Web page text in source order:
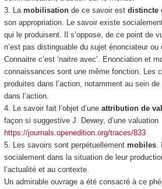
3. La mobilisationde ce savoir est distincte
son appropriation. Le savoir existe
qui le produisent. Il s’oppose, de ce point de
n’est pas distinguable du sujet énonciateur ou
Connaitre c’est ‘naitre avec’. Enonciation et
connaissances sont une même fonction. Les
produites dans l’action, notamment au sein
dans l’action.
4. Le savoir fait l’objet d’une attribution de
façon si suggestive J. Dewey, d’une valuation
https://journals.openedition.org/traces/833
5. Les savoirs sont perpétuellement mobiles.
socialement dans la situation de leur
l’actualité et au contexte.
Un admirable ouvrage a été consacré à ce